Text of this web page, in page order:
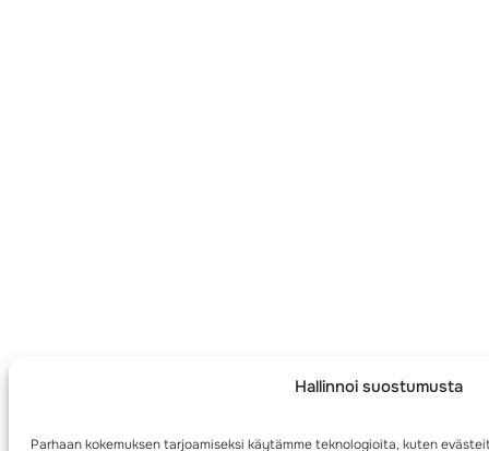
Hallinnoi suostumusta
Parhaan kokemuksen tarjoamiseksi käytämme teknologioita, kuten